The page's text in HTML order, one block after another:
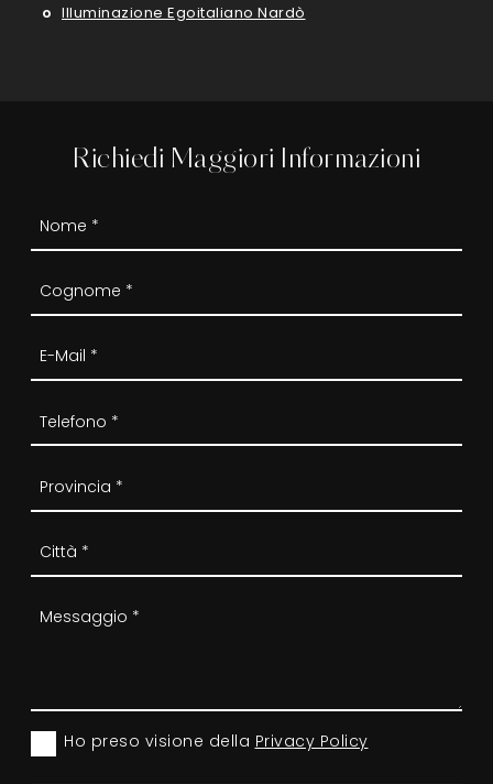
Illuminazione Egoitaliano Nardò
Richiedi Maggiori Informazioni
Ho preso visione della Privacy Policy